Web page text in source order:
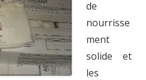
de
nourrisse
ment
solide et
les